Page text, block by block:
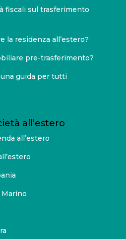
fiscali sul trasferimento
la residenza all’estero?
pre-trasferimento?
una guida per tutti
all’estero
all’estero
Marino